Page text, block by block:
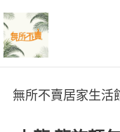
無所不賣居家生活館
無所不賣居家生活